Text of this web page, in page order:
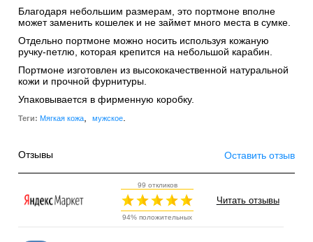
Благодаря небольшим размерам, это портмоне вполне
может заменить кошелек и не займет много места в сумке.
Отдельно портмоне можно носить используя кожаную
ручку-петлю, которая крепится на небольшой карабин.
Портмоне изготовлен из высококачественной натуральной
кожи и прочной фурнитуры.
Упаковывается в фирменную коробку.
Теги: Мягкая кожа мужское.
Отзывы Оставить отзыв
99 откликов
94% положительных
Читать отзывы